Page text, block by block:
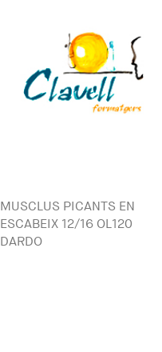
MUSCLUS PICANTS EN
ESCABEIX 12/16 OL120
DARDO